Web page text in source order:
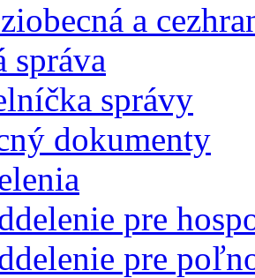
a
správa
správy
dokumenty
pre
pre